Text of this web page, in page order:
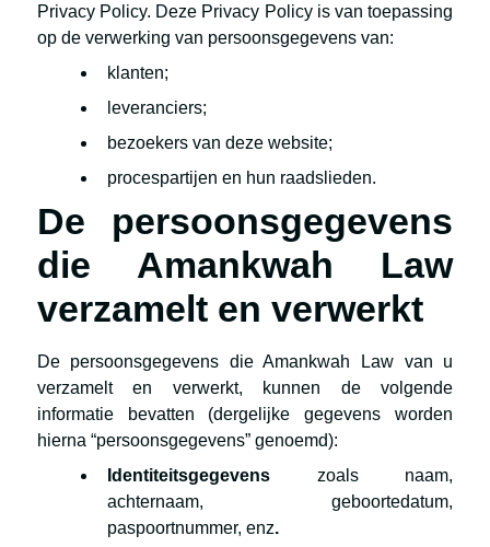
Privacy Policy. Deze Privacy Policy is van toepassing
op de verwerking van persoonsgegevens van:
klanten;
leveranciers;
bezoekers van deze website;
procespartijen en hun raadslieden.
De persoonsgegevens
die Amankwah Law
verzamelt en verwerkt
De persoonsgegevens die Amankwah Law van u
verzamelt en verwerkt, kunnen de volgende
informatie bevatten (dergelijke gegevens worden
hierna “persoonsgegevens” genoemd):
Identiteitsgegevens zoals naam,
achternaam, geboortedatum,
paspoortnummer, enz.